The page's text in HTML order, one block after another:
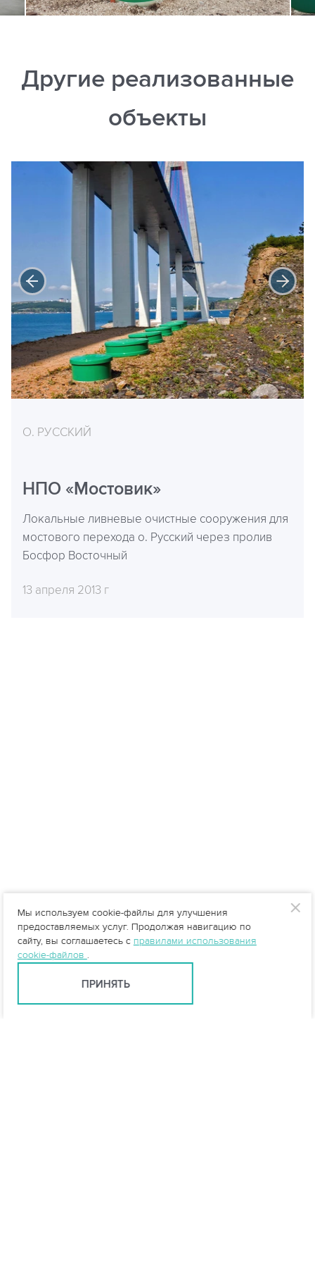
Другие реализованные
объекты
О. РУССКИЙ
НПО «Мостовик»
Локальные ливневые очистные сооружения для
мостового перехода о. Русский через пролив
Босфор Восточный
13 апреля 2013 г
Мы используем cookie-файлы для улучшения
предоставляемых услуг. Продолжая навигацию по
сайту, вы соглашаетесь с правилами использования
cookie-файлов .
ПРИНЯТЬ